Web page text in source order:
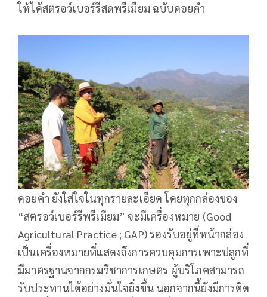
ให้ได้สตรอว์เบอร์รีสดพรีเมียม ฉบับดอยคำ
ดอยคำ ยังใส่ใจในทุกรายละเอียด โดยทุกกล่องของ
“สตรอว์เบอร์รีพรีเมียม” จะมีเครื่องหมาย (Good
Agricultural Practice ; GAP) รองรับอยู่ที่หน้ากล่อง
เป็นเครื่องหมายที่แสดงถึงการควบคุมการเพาะปลูกที่
มีมาตรฐานจากกรมวิชาการเกษตร ผู้บริโภคสามารถ
รับประทานได้อย่างมั่นใจยิ่งขึ้น นอกจากนี้ยังมีการติด